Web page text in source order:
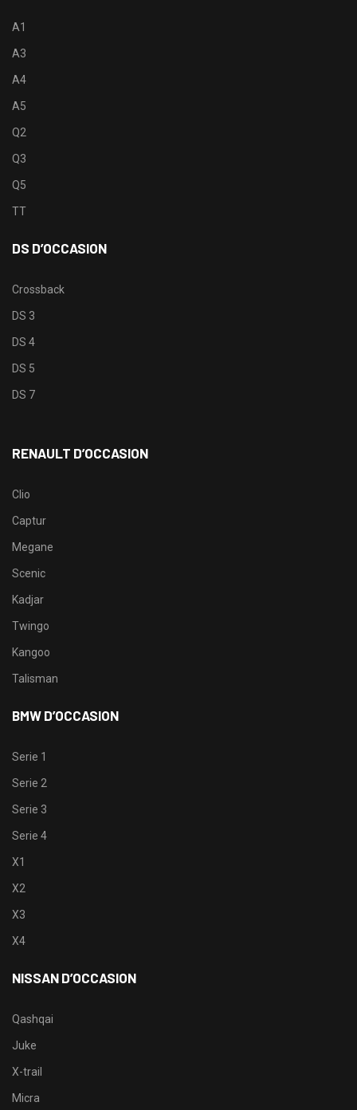
A1
A3
A4
A5
Q2
Q3
Q5
TT
DS D’OCCASION
Crossback
DS 3
DS 4
DS 5
DS 7
RENAULT D’OCCASION
Clio
Captur
Megane
Scenic
Kadjar
Twingo
Kangoo
Talisman
BMW D’OCCASION
Serie 1
Serie 2
Serie 3
Serie 4
X1
X2
X3
X4
NISSAN D’OCCASION
Qashqai
Juke
X-trail
Micra